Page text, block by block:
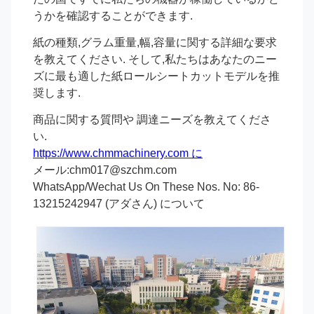
うかを確認することができます.
紙の種類,グラム重量,幅,容量に関する詳細な要求
を教えてください. そして,私たちはあなたのニー
ズに最も適した紙ロールシートカットモデルを推
奨します.
商品に関する質問や 調達ニーズを教えてくださ
い.
https://www.chmmachinery.com に
メール:chm017@szchm.com
WhatsApp/Wechat Us On These Nos. No: 86-
13215242947 (アダさん) について